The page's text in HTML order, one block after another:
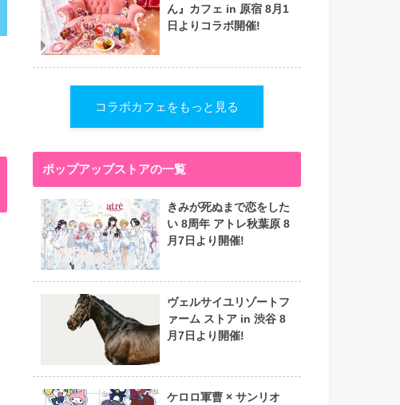
ん』カフェ in 原宿 8月1
日よりコラボ開催!
コラボカフェをもっと見る
ポップアップストアの一覧
きみが死ぬまで恋をした
い 8周年 アトレ秋葉原 8
月7日より開催!
ヴェルサイユリゾートフ
ァーム ストア in 渋谷 8
月7日より開催!
ケロロ軍曹 × サンリオ